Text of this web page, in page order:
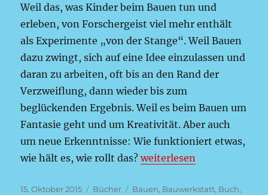
Weil das, was Kinder beim Bauen tun und
erleben, von Forschergeist viel mehr enthält
als Experimente „von der Stange“. Weil Bauen
dazu zwingt, sich auf eine Idee einzulassen und
daran zu arbeiten, oft bis an den Rand der
Verzweiflung, dann wieder bis zum
beglückenden Ergebnis. Weil es beim Bauen um
Fantasie geht und um Kreativität. Aber auch
um neue Erkenntnisse: Wie funktioniert etwas,
wie hält es, wie rollt das?„Bau dich schlau –
weiterlesen
Veröffentlicht
15. Oktober 2015 Kategorien
Bücher Schlagwörter
Bauen, Bauwerkstatt, Buch,